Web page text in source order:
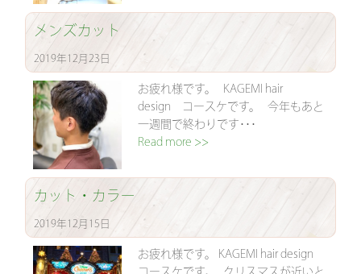
メンズカット
2019年12月23日
お疲れ様です。 KAGEMI hair
design コースケです。 今年もあと
一週間で終わりです･･･
Read more >>
カット・カラー
2019年12月15日
お疲れ様です。 KAGEMI hair design